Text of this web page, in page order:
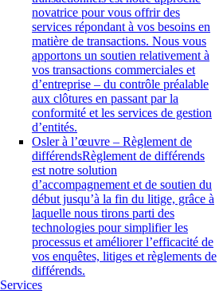
novatrice pour vous offrir des
services répondant à vos besoins en
matière de transactions. Nous vous
apportons un soutien relativement à
vos transactions commerciales et
d’entreprise – du contrôle préalable
aux clôtures en passant par la
conformité et les services de gestion
d’entités.
Osler à l’œuvre – Règlement de
différendsRèglement de différends
est notre solution
d’accompagnement et de soutien du
début jusqu’à la fin du litige, grâce à
laquelle nous tirons parti des
technologies pour simplifier les
processus et améliorer l’efficacité de
vos enquêtes, litiges et règlements de
différends.
Services